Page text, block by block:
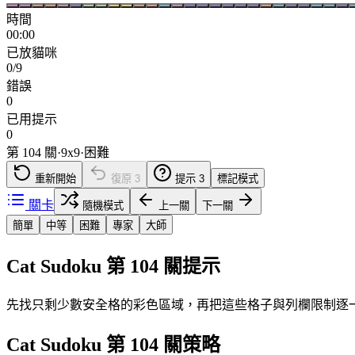
時間
00:00
已放貓咪
0/9
錯誤
0
已用提示
0
第 104 關·9x9· 困難
重新開始 復原 3 提示 3 標記模式
關卡 隨機模式 上一關
下一關
簡單
中等 困難 專家 大師
Cat Sudoku 第 104 關提示
先找只剩少數安全格的彩色區域，再把這些格子與列欄限制逐
Cat Sudoku 第 104 關策略